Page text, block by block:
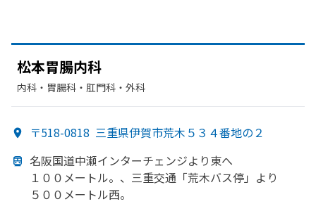
松本胃腸内科
内科・​胃腸科・​肛門科・​外科
〒518-0818 三重県伊賀市荒木５３４番地の２
名阪国道中瀬インターチェンジより東へ
１００メートル。、 三重交通 「荒木バス停」より
５００メートル西。